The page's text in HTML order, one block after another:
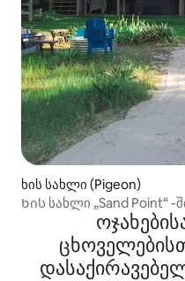
ხის სახლი (Pigeon)
Ხის სახლი „Sand Point“ -